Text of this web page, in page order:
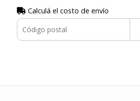
Calculá el costo de envío